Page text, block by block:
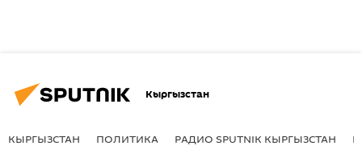
Кыргызстан
КЫРГЫЗСТАН ПОЛИТИКА РАДИО SPUTNIK КЫРГЫЗСТАН